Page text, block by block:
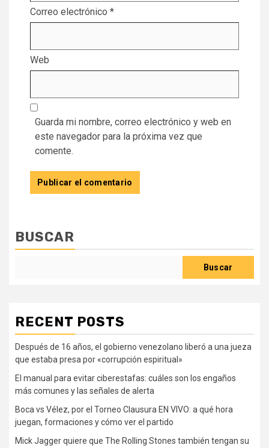
Correo electrónico *
Web
Guarda mi nombre, correo electrónico y web en
este navegador para la próxima vez que
comente.
BUSCAR
Buscar
RECENT POSTS
Después de 16 años, el gobierno venezolano liberó a una jueza
que estaba presa por «corrupción espiritual»
El manual para evitar ciberestafas: cuáles son los engaños
más comunes y las señales de alerta
Boca vs Vélez, por el Torneo Clausura EN VIVO: a qué hora
juegan, formaciones y cómo ver el partido
Mick Jagger quiere que The Rolling Stones también tengan su